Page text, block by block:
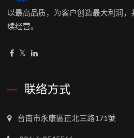
以最高品质，为客户创造最大利润，
续经营。
联络方式
台南市永康區正北三路171號